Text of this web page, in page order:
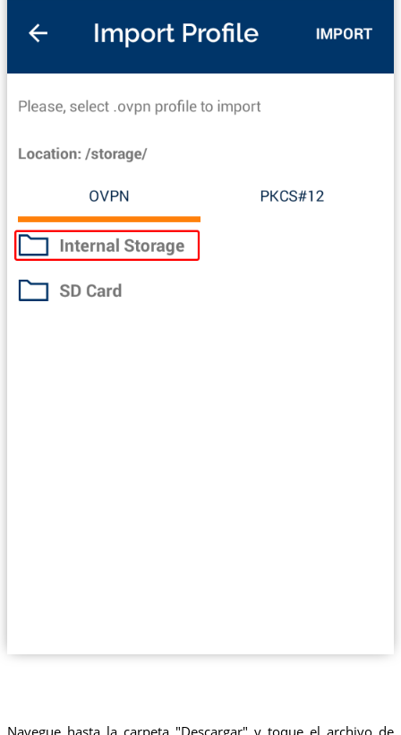
Navegue hasta la carpeta "Descargar" y toque el archivo de